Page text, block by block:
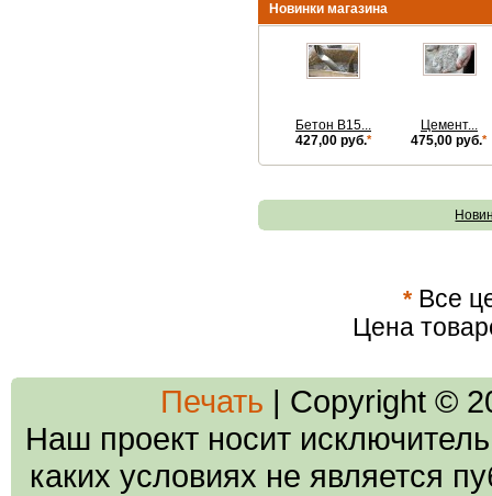
Новинки магазина
Бетон В15...
427,00 руб.*
Цемент...
475,00 руб.*
* Все
Цена
Печать | Copyright ©
Наш проект носит
каких условиях не является